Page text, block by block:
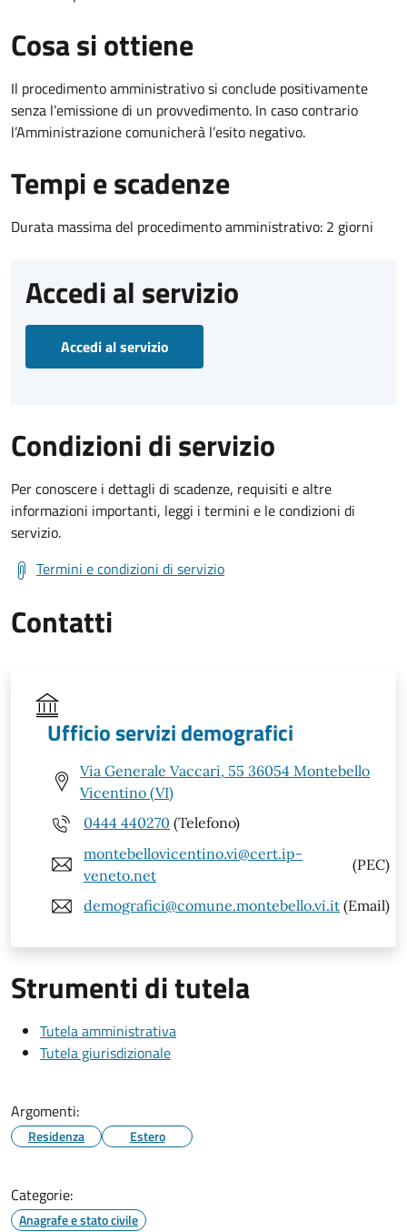
Cosa si ottiene
Il procedimento amministrativo si conclude positivamente
senza l’emissione di un provvedimento. In caso contrario
l’Amministrazione comunicherà l’esito negativo.
Tempi e scadenze
Durata massima del procedimento amministrativo: 2 giorni
Accedi al servizio
Accedi al servizio
Condizioni di servizio
Per conoscere i dettagli di scadenze, requisiti e altre
informazioni importanti, leggi i termini e le condizioni di
servizio.
Termini e condizioni di servizio
Contatti
Ufficio servizi demografici
Via Generale Vaccari, 55 36054 Montebello
Vicentino (VI)
0444 440270 (Telefono)
montebellovicentino.vi@cert.ip-
veneto.net
(PEC)
demografici@comune.montebello.vi.it (Email)
Strumenti di tutela
Tutela amministrativa
Tutela giurisdizionale
Argomenti:
Residenza Estero
Categorie:
Anagrafe e stato civile